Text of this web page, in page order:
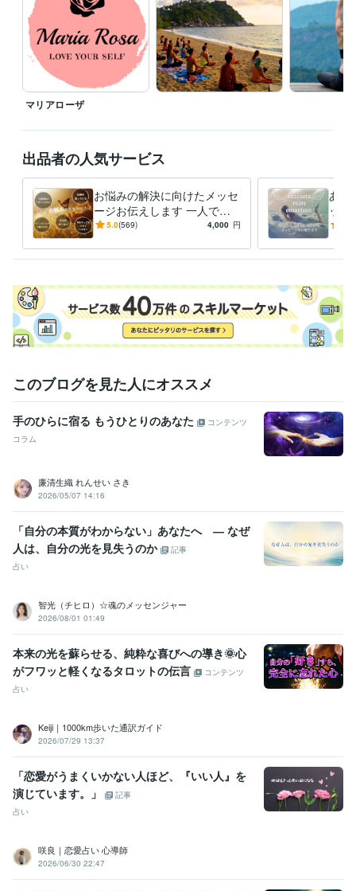
クリエイター / ライター・編集 経験年数 : 15年
クリエイター / 翻訳家・通訳 経験年数 : 15年
クリエイター / 音楽家・作曲家・作詞家 経験年数 : 10年
メディア・出版・広告 / 記者・ジャーナリスト 経験年数 : 15年
メディア・出版・広告 / 編集・エディター・デスク・校正
経験年数 :
15年
全米ヨガアライアンスRYT200 取得年 : 2019年
アロマコーディネーター
認定レイキティーチャー 取得年 : 2018年
その他ツール
チャネリング:6年レイキヒーリング:6年
過去生リーディング・ヒーリング:6年
ヒプノセラピー:6年
クリスタル＆パワーストーン鑑定・ヒーリング:5年
数秘術:5年
四柱推命:5年九星気学:5年
得意分野
占い チャネリングとリーディング
スピリチュアル
悩み相談・カウンセリング 遠隔レイキヒーリング
ヒーリング
英語 ビジネスレベル
マリアローザ
出品者の人気サービス
お悩みの解決に向けたメッセ
ージお伝えします 一人で悩
むのは終わりにしませんか？
5.0(569) 4,000 円
あな
ッセ
やマ
う
このブログを見た人にオススメ
手のひらに宿る もうひとりのあなた
コンテンツ
コラム
廉清生織 れんせい さき
2026/05/07 14:16
「自分の本質がわからない」あなたへ ― なぜ
人は、自分の光を見失うのか
記事
占い
智光（チヒロ）☆魂のメッセンジャー
2026/08/01 01:49
本来の光を蘇らせる、純粋な喜びへの導き🌞心
がフワッと軽くなるタロットの伝言
コンテンツ
占い
Keiji｜1000km歩いた通訳ガイド
2026/07/29 13:37
「恋愛がうまくいかない人ほど、『いい人』を
演じています。」
記事
占い
咲良｜恋愛占い 心導師
2026/06/30 22:47